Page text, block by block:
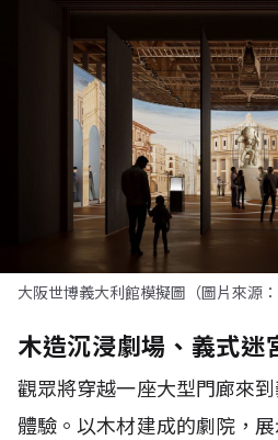
大阪世博義大利館模擬圖（圖片來源
木造沉浸劇場、義式迷
觀眾將穿越一座大型門廊來
體驗。以木材建成的劇院，